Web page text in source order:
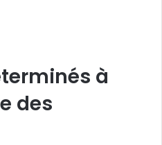
à
des